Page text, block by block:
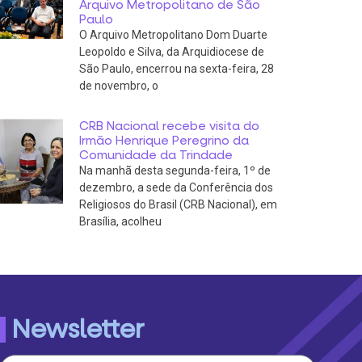
Arquivo Metropolitano de São
Paulo
O Arquivo Metropolitano Dom Duarte
Leopoldo e Silva, da Arquidiocese de
São Paulo, encerrou na sexta-feira, 28
de novembro, o
CRB Nacional recebe visita do
Irmão Henrique Peregrino da
Comunidade da Trindade
Na manhã desta segunda-feira, 1º de
dezembro, a sede da Conferência dos
Religiosos do Brasil (CRB Nacional), em
Brasília, acolheu
Newsletter